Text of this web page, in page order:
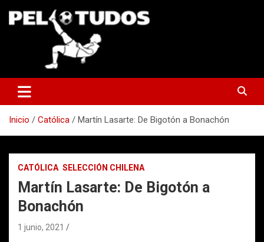
Inicio Católica Martín Lasarte: De Bigotón a Bonachón
CATÓLICA SELECCIÓN CHILENA
Martín Lasarte: De Bigotón a
Bonachón
1 junio, 2021